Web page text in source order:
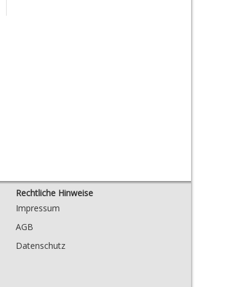
Rechtliche Hinweise
Impressum
AGB
Datenschutz